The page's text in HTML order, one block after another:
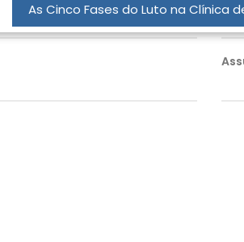
As Cinco Fases do Luto na Clínica